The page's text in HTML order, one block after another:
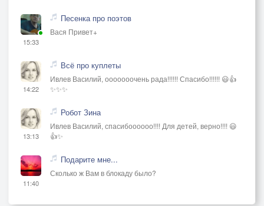
15:33
Песенка про поэтов
Вася Привет+
14:22
Всё про куплеты
Ивлев Василий, ооооооочень рада!!!!!! Спасибо!!!!!! 😃👍
✨✨✨
13:13
Робот Зина
Ивлев Василий, спасибоооооо!!!! Для детей, верно!!!! 😃
👍✨
11:40
Подарите мне...
Сколько ж Вам в блокаду было?